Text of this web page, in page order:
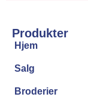
Produkter
Hjem
Salg
Broderier